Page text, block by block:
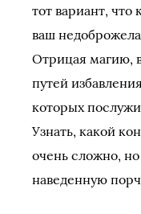
тот вариант, что
ваш
Отрицая магию,
путей
которых
Узнать, какой
очень сложно, но
наведенную